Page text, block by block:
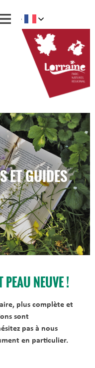
ET GUIDES
PEAU NEUVE !
plus complète et
sont
pas à nous
en particulier.